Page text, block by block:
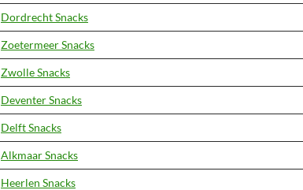
Dordrecht Snacks
Zoetermeer Snacks
Zwolle Snacks
Deventer Snacks
Delft Snacks
Alkmaar Snacks
Heerlen Snacks